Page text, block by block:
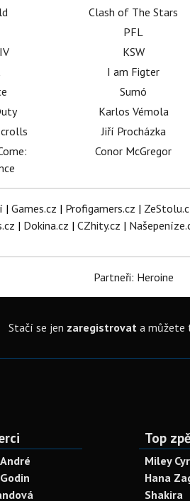
Clash of The Stars
PFL
KSW
I am Figter
Sumó
Karlos Vémola
Jiří Procházka
Conor McGregor
| Games.cz | Profigamers.cz |
| Dokina.cz | CZhity.cz |
Partneři: Heroine
Stačí se jen zaregistrovata můžete
Top
Miley
Hana
Shakira